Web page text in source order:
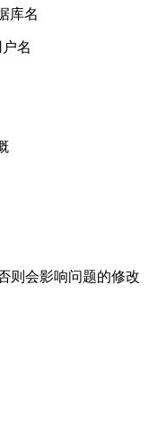
库名
名
则会影响问题的修改